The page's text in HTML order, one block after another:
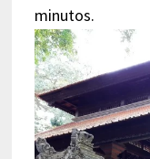
minutos.